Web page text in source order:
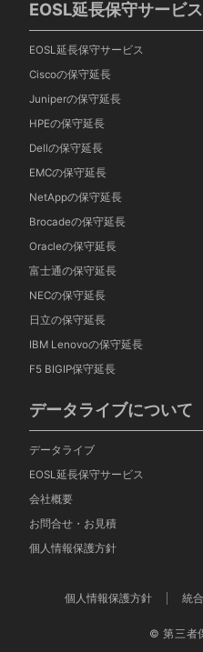
EOSL延長保守サービス
EOSL延長保守サービス
Ciscoの保守延長
Juniperの保守延長
HPEの保守延長
Dellの保守延長
EMCの保守延長
NetAppの保守延長
Brocadeの保守延長
Oracleの保守延長
富士通の保守延長
NECの保守延長
日立の保守延長
IBM Lenovoの保守延長
F5 BIGIP保守延長
データライブについて
データライブ
EOSL延長保守サービス
会社概要
お問合せ・お見積
個人情報保護方針
個人情報保護方針 統
© 第三者